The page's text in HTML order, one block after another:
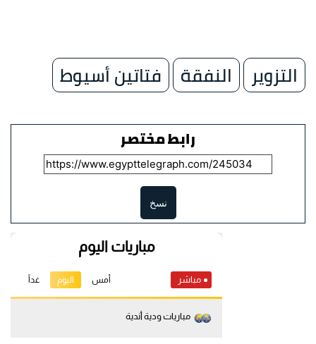
التزوير النفقة فتاتين أسيوط
رابط مختصر
نسخ